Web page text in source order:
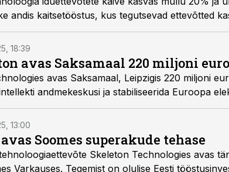
andis kaitsetööstus, kus tegutsevad ettevõtted
18:39
avas Saksamaal 220 miljoni
avas Saksamaal, Leipzigis 220 miljoni
andmekeskusi ja stabiliseerida Euroopa
13:00
Soomes superakude tehase
Skeleton Technologies avas
Varkauses. Tegemist on olulise Eesti